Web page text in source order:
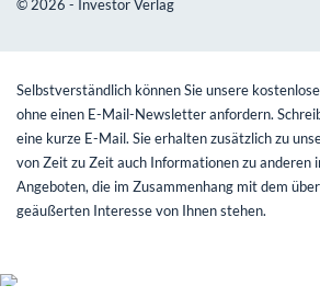
© 2026 - Investor Verlag
Selbstverständlich können Sie unsere
ohne einen E-Mail-Newsletter anfordern.
eine kurze E-Mail. Sie erhalten zusätzlich zu
von Zeit zu Zeit auch Informationen zu anderen
Angeboten, die im Zusammenhang mit dem
geäußerten Interesse von Ihnen stehen.